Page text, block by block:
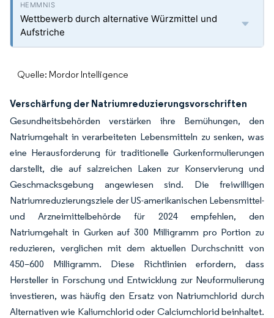
Wettbewerb durch alternative Würzmittel und
Aufstriche
Quelle: Mordor Intelligence
Verschärfung der Natriumreduzierungsvorschriften
Gesundheitsbehörden verstärken ihre Bemühungen, den
Natriumgehalt in verarbeiteten Lebensmitteln zu senken, was
eine Herausforderung für traditionelle Gurkenformulierungen
darstellt, die auf salzreichen Laken zur Konservierung und
Geschmacksgebung angewiesen sind. Die freiwilligen
Natriumreduzierungsziele der US-amerikanischen Lebensmittel-
und Arzneimittelbehörde für 2024 empfehlen, den
Natriumgehalt in Gurken auf 300 Milligramm pro Portion zu
reduzieren, verglichen mit dem aktuellen Durchschnitt von
450–600 Milligramm. Diese Richtlinien erfordern, dass
Hersteller in Forschung und Entwicklung zur Neuformulierung
investieren, was häufig den Ersatz von Natriumchlorid durch
Alternativen wie Kaliumchlorid oder Calciumchlorid beinhaltet.